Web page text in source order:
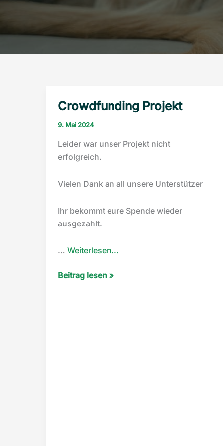
Crowdfunding Projekt
9. Mai 2024
Leider war unser Projekt nicht
erfolgreich.
Vielen Dank an all unsere Unterstützer
Ihr bekommt eure Spende wieder
ausgezahlt.
… Weiterlesen...
Crowdfunding
Beitrag lesen »